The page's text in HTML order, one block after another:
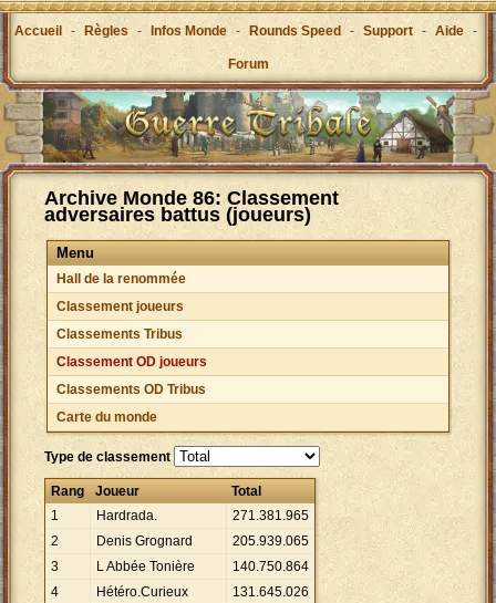
Accueil - Règles - Infos Monde - Rounds Speed - Support - Aide -
Forum
Archive Monde 86: Classement
adversaires battus (joueurs)
Menu
Hall de la renommée
Classement joueurs
Classements Tribus
Classement OD joueurs
Classements OD Tribus
Carte du monde
Type de classement
Rang Joueur
Total
1
Hardrada. 271.381.965
2
Denis Grognard 205.939.065
3
L Abbée Tonière 140.750.864
4
Hétéro.Curieux 131.645.026